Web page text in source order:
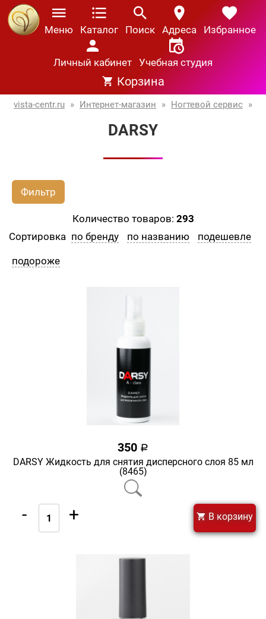
Меню Каталог Поиск Адреса Избранное
Личный кабинет Учебная студия
Корзина
vista-centr.ru » Интернет-магазин » Ногтевой сервис »
DARSY
Фильтр
Количество товаров: 293
Сортировка по бренду по названию подешевле
подороже
350 a
DARSY Жидкость для снятия дисперсного слоя 85 мл
(8465)
- + В корзину